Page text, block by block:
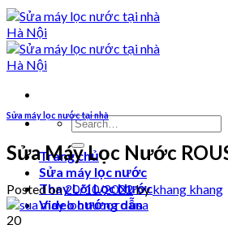
Search
for:
Trang chủ
Sửa máy lọc nước
Thay Lõi Lọc Nước
Video hướng dẫn
Sửa máy lọc nước tại nhà
Sửa Máy Lọc Nước
Posted on20/10/2022bykhang khang
20